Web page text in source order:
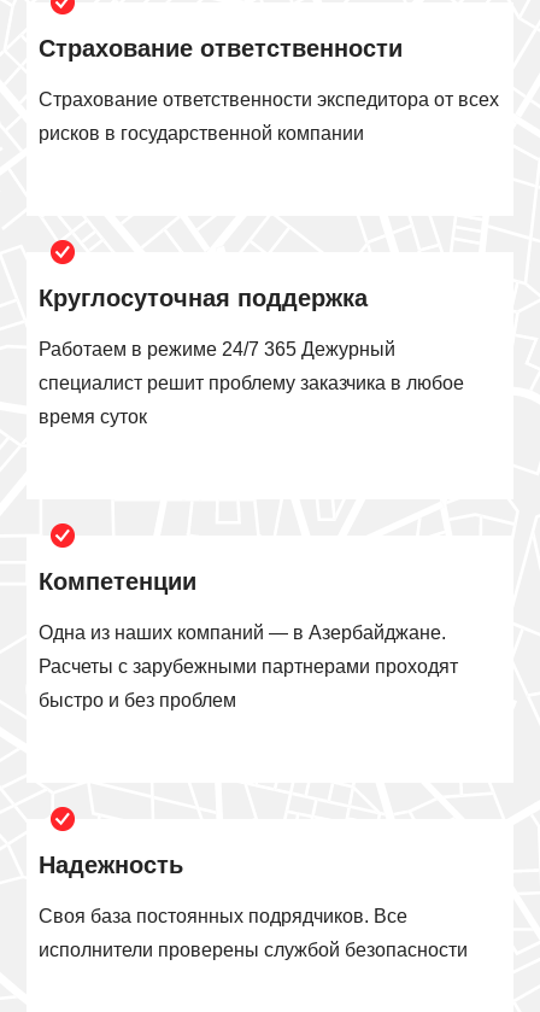
Страхование ответственности
Страхование ответственности экспедитора от всех
рисков в государственной компании
Круглосуточная поддержка
Работаем в режиме 24/7 365 Дежурный
специалист решит проблему заказчика в любое
время суток
Компетенции
Одна из наших компаний — в Азербайджане.
Расчеты с зарубежными партнерами проходят
быстро и без проблем
Надежность
Своя база постоянных подрядчиков. Все
исполнители проверены службой безопасности